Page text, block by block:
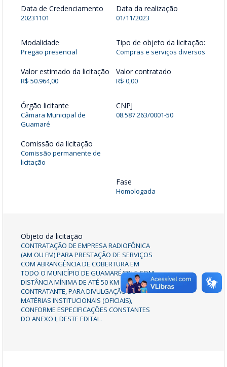
Data de Credenciamento
20231101
Data da realização
01/11/2023
Modalidade
Pregão presencial
Tipo de objeto da licitação:
Compras e serviços diversos
Valor estimado da licitação
R$ 50.964,00
Valor contratado
R$ 0,00
Órgão licitante
Câmara Municipal de
Guamaré
CNPJ
08.587.263/0001-50
Comissão da licitação
Comissão permanente de
licitação
Fase
Homologada
Objeto da licitação
CONTRATAÇÃO DE EMPRESA RADIOFÔNICA
(AM OU FM) PARA PRESTAÇÃO DE SERVIÇOS
COM ABRANGÊNCIA DE COBERTURA EM
TODO O MUNICÍPIO DE GUAMARÉ/RN E COM
DISTÂNCIA MÍNIMA DE ATÉ 50 KM DA SEDE DA
CONTRATANTE, PARA DIVULGAÇÃO DE
MATÉRIAS INSTITUCIONAIS (OFICIAIS),
CONFORME ESPECIFICAÇÕES CONSTANTES
DO ANEXO I, DESTE EDITAL.